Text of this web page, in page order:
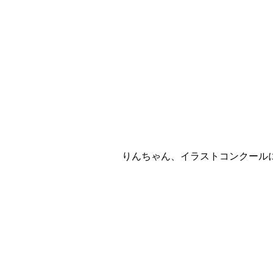
りんちゃん、イラストコンクール